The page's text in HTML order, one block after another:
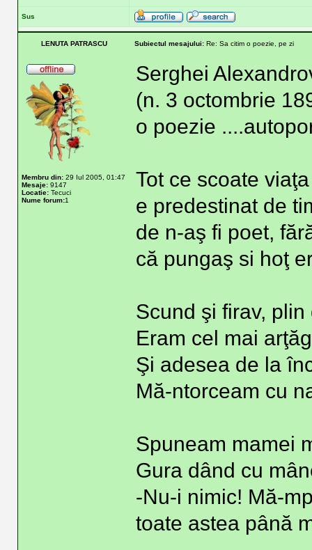
Sus
LENUTA PATRASCU Subiectul mesajului: Re: Sa citim o poezie, pe zi
Membru din: 29 Iul 2005, 01:47
Mesaje: 9147
Locatie: Tecuci
Nume forum:1
Serghei
(n. 3 octombrie
o poezie
Tot ce scoate
e predestinat de
de n-aş fi poet,
că pungaş si hoţ
Scund şi firav,
Eram cel mai
Şi adesea de la
Mă-ntorceam cu
Spuneam mamei
Gura dând cu
-Nu-i nimic! Mă-
toate astea până